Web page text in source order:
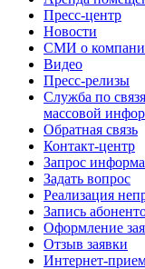
Пресс-центр
Новости
СМИ о
Видео
Пресс-релизы
Служба по
массовой
Обратная связь
Контакт-центр
Запрос
Задать вопрос
Реализация
Запись
Оформление
Отзыв заявки
Интернет-